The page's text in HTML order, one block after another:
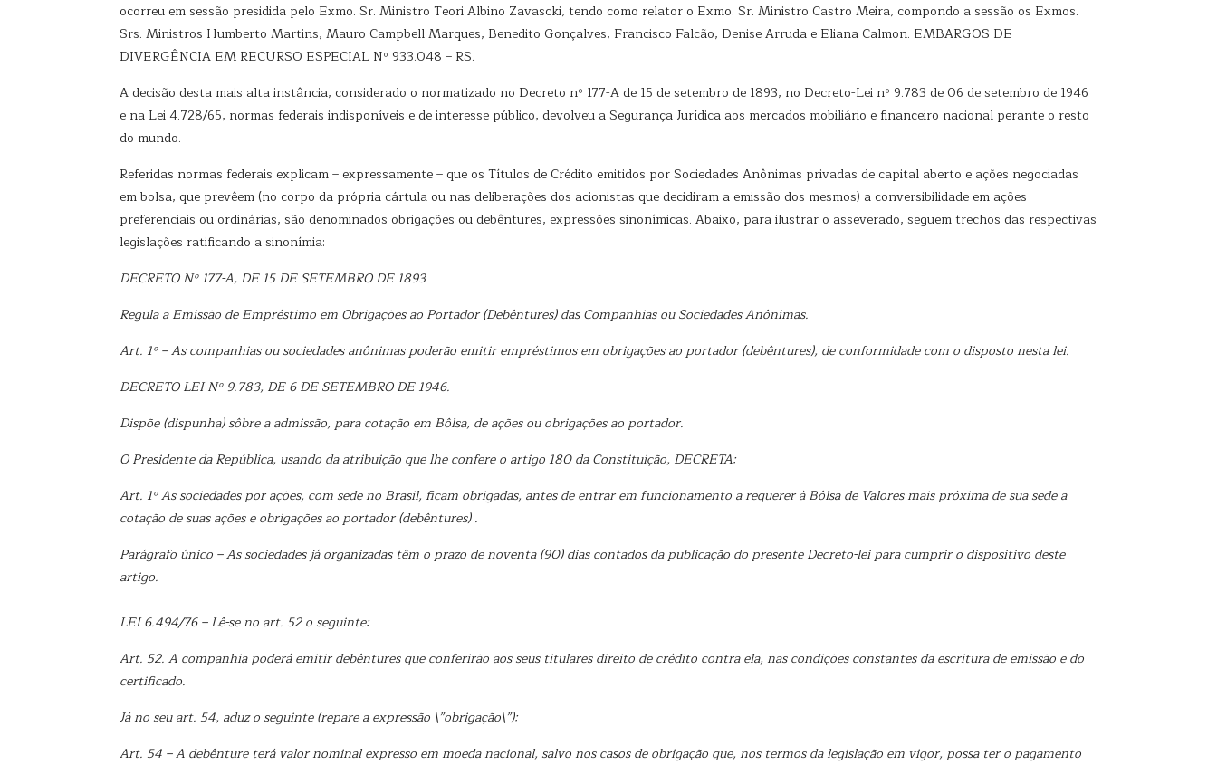
ocorreu em sessão presidida pelo Exmo. Sr. Ministro Teori Albino Zavascki, tendo como relator o Exmo. Sr. Ministro Castro Meira, compondo a sessão os Exmos.
Srs. Ministros Humberto Martins, Mauro Campbell Marques, Benedito Gonçalves, Francisco Falcão, Denise Arruda e Eliana Calmon. EMBARGOS DE
DIVERGÊNCIA EM RECURSO ESPECIAL Nº 933.048 – RS.
A decisão desta mais alta instância, considerado o normatizado no Decreto nº 177-A de 15 de setembro de 1893, no Decreto-Lei nº 9.783 de 06 de setembro de 1946
e na Lei 4.728/65, normas federais indisponíveis e de interesse público, devolveu a Segurança Jurídica aos mercados mobiliário e financeiro nacional perante o resto
do mundo.
Referidas normas federais explicam – expressamente – que os Títulos de Crédito emitidos por Sociedades Anônimas privadas de capital aberto e ações negociadas
em bolsa, que prevêem (no corpo da própria cártula ou nas deliberações dos acionistas que decidiram a emissão dos mesmos) a conversibilidade em ações
preferenciais ou ordinárias, são denominados obrigações ou debêntures, expressões sinonímicas. Abaixo, para ilustrar o asseverado, seguem trechos das respectivas
legislações ratificando a sinonímia:
DECRETO Nº 177-A, DE 15 DE SETEMBRO DE 1893
Regula a Emissão de Empréstimo em Obrigações ao Portador (Debêntures) das Companhias ou Sociedades Anônimas.
Art. 1º – As companhias ou sociedades anônimaspoderão emitir empréstimos em obrigações ao portador (debêntures), de conformidade com o disposto nesta lei.
DECRETO-LEI Nº 9.783, DE 6 DE SETEMBRO DE 1946.
Dispõe (dispunha) sôbre a admissão, para cotação em Bôlsa, de ações ou obrigações ao portador.
O Presidente da República, usando da atribuição que lhe confere o artigo 180 da Constituição, DECRETA:
Art. 1º As sociedades por ações, com sede no Brasil, ficam obrigadas, antes de entrar em funcionamento a requerer à Bôlsa de Valores mais próxima de sua sede a
cotação de suas ações eobrigações ao portador (debêntures).
Parágrafo único – As sociedades já organizadas têm o prazo de noventa (90) dias contados da publicação do presente Decreto-lei para cumprir o dispositivo deste
artigo.
LEI 6.494/76 – Lê-se no art. 52 o seguinte:
Art. 52. A companhia poderá emitirdebênturesque conferirão aos seus titulares direito de crédito contra ela, nas condições constantes da escritura de emissão e do
certificado.
Já no seu art. 54, aduz o seguinte (repare a expressão \”obrigação\”):
Art. 54 – A debênture terá valor nominal expresso em moeda nacional, salvo nos casosde obrigação que, nos termos da legislação em vigor, possa ter o pagamento